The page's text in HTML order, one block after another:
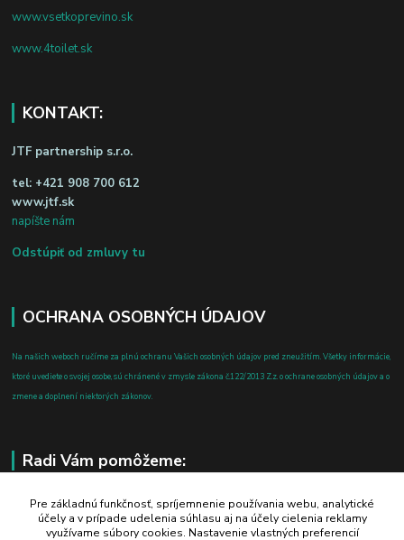
www.vsetkoprevino.sk
www.4toilet.sk
KONTAKT:
JTF partnership s.r.o.
tel: +421 908 700 612
www.jtf.sk
napíšte nám
Odstúpiť od zmluvy tu
OCHRANA OSOBNÝCH ÚDAJOV
Na našich weboch ručíme za plnú ochranu Vašich osobných údajov pred zneužitím. Všetky informácie,
ktoré uvediete o svojej osobe, sú chránené v zmysle zákona č.122/2013 Z.z. o ochrane osobných údajov a o
zmene a doplnení niektorých zákonov.
Radi Vám pomôžeme:
+421 908 700 612
po-pia: 8.00 - 16.00
Pre základnú funkčnosť, spríjemnenie používania webu, analytické
účely a v prípade udelenia súhlasu aj na účely cielenia reklamy
využívame súbory cookies. Nastavenie vlastných preferencií